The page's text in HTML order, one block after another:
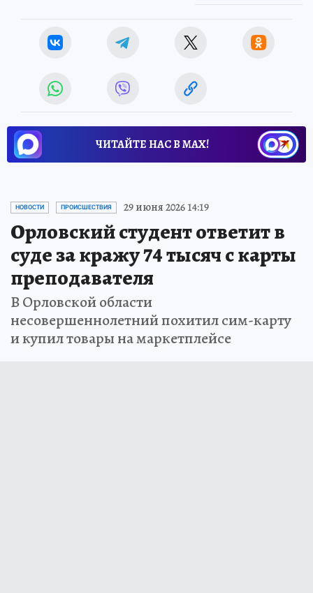
ЧИТАЙТЕ НАС В МАХ!
НОВОСТИ ПРОИСШЕСТВИЯ 29 июня 2026 14:19
Орловский студент ответит в
суде за кражу 74 тысяч с карты
преподавателя
В Орловской области
несовершеннолетний похитил сим-карту
и купил товары на маркетплейсе